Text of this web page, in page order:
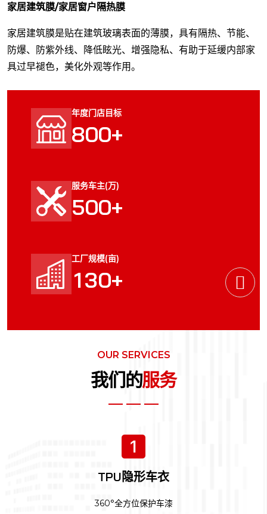
家居建筑膜/家居窗户隔热膜
家居建筑膜是贴在建筑玻璃表面的薄膜，具有隔热、节能、
防爆、防紫外线、降低眩光、增强隐私、有助于延缓内部家
具过早褪色，美化外观等作用。
年度门店目标
800+
服务车主(万)
500+
工厂规模(亩)
130+
OUR SERVICES
我们的服务
TPU隐形车衣
360°全方位保护车漆